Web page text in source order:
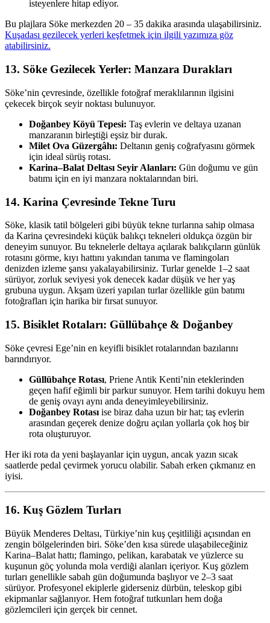
isteyenlere hitap ediyor.
Bu plajlara Söke merkezden 20 – 35 dakika arasında ulaşabilirsiniz.
Kuşadası gezilecek yerleri keşfetmek için ilgili yazımıza göz
atabilirsiniz.
13. Söke Gezilecek Yerler: Manzara Durakları
Söke’nin çevresinde, özellikle fotoğraf meraklılarının ilgisini
çekecek birçok seyir noktası bulunuyor.
Doğanbey Köyü Tepesi: Taş evlerin ve deltaya uzanan
manzaranın birleştiği eşsiz bir durak.
Milet Ova Güzergâhı: Deltanın geniş coğrafyasını görmek
için ideal sürüş rotası.
Karina–Balat Deltası Seyir Alanları: Gün doğumu ve gün
batımı için en iyi manzara noktalarından biri.
14. Karina Çevresinde Tekne Turu
Söke, klasik tatil bölgeleri gibi büyük tekne turlarına sahip olmasa
da Karina çevresindeki küçük balıkçı tekneleri oldukça özgün bir
deneyim sunuyor. Bu teknelerle deltaya açılarak balıkçıların günlük
rotasını görme, kıyı hattını yakından tanıma ve flamingoları
denizden izleme şansı yakalayabilirsiniz. Turlar genelde 1–2 saat
sürüyor, zorluk seviyesi yok denecek kadar düşük ve her yaş
grubuna uygun. Akşam üzeri yapılan turlar özellikle gün batımı
fotoğrafları için harika bir fırsat sunuyor.
15. Bisiklet Rotaları: Güllübahçe & Doğanbey
Söke çevresi Ege’nin en keyifli bisiklet rotalarından bazılarını
barındırıyor.
Güllübahçe Rotası, Priene Antik Kenti’nin eteklerinden
geçen hafif eğimli bir parkur sunuyor. Hem tarihi dokuyu hem
de geniş ovayı aynı anda deneyimleyebilirsiniz.
Doğanbey Rotası ise biraz daha uzun bir hat; taş evlerin
arasından geçerek denize doğru açılan yollarla çok hoş bir
rota oluşturuyor.
Her iki rota da yeni başlayanlar için uygun, ancak yazın sıcak
saatlerde pedal çevirmek yorucu olabilir. Sabah erken çıkmanız en
iyisi.
16. Kuş Gözlem Turları
Büyük Menderes Deltası, Türkiye’nin kuş çeşitliliği açısından en
zengin bölgelerinden biri. Söke’den kısa sürede ulaşabileceğiniz
Karina–Balat hattı; flamingo, pelikan, karabatak ve yüzlerce su
kuşunun göç yolunda mola verdiği alanları içeriyor. Kuş gözlem
turları genellikle sabah gün doğumunda başlıyor ve 2–3 saat
sürüyor. Profesyonel ekiplerle giderseniz dürbün, teleskop gibi
ekipmanlar sağlanıyor. Hem fotoğraf tutkunları hem doğa
gözlemcileri için gerçek bir cennet.